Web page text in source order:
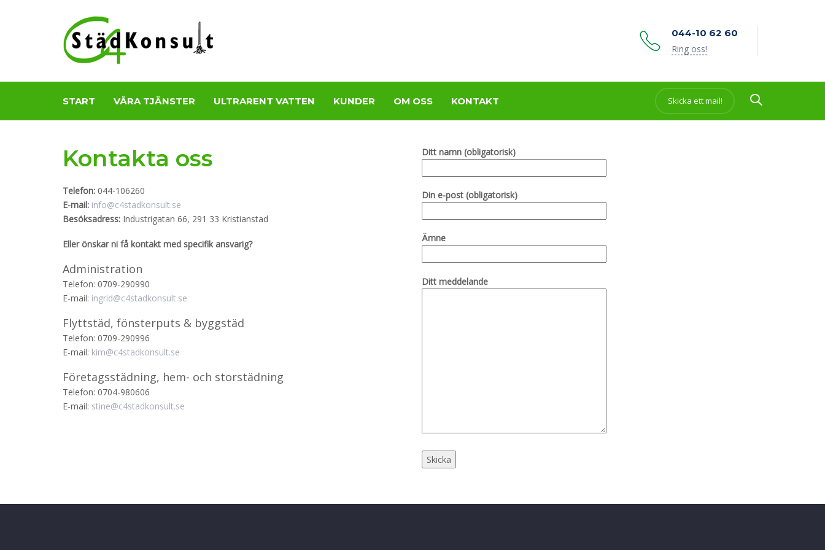
044-10 62 60
Ring oss!
START VÅRA TJÄNSTER ULTRARENT VATTEN KUNDER OM OSS KONTAKT Skicka ett mail!
Kontakta oss
Telefon: 044-106260
E-mail: info@c4stadkonsult.se
Besöksadress: Industrigatan 66, 291 33 Kristianstad
Eller önskar ni få kontakt med specifik ansvarig?
Administration
Telefon: 0709-290990
E-mail: ingrid@c4stadkonsult.se
Flyttstäd, fönsterputs & byggstäd
Telefon: 0709-290996
E-mail: kim@c4stadkonsult.se
Företagsstädning, hem- och storstädning
Telefon: 0704-980606
E-mail: stine@c4stadkonsult.se
Ditt namn (obligatorisk)
Din e-post (obligatorisk)
Ämne
Ditt meddelande